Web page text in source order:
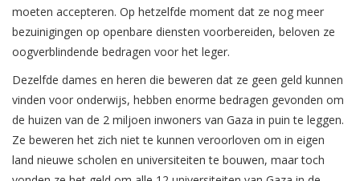
moeten accepteren. Op hetzelfde moment dat ze nog meer
bezuinigingen op openbare diensten voorbereiden, beloven ze
oogverblindende bedragen voor het leger.
Dezelfde dames en heren die beweren dat ze geen geld kunnen
vinden voor onderwijs, hebben enorme bedragen gevonden om
de huizen van de 2 miljoen inwoners van Gaza in puin te leggen.
Ze beweren het zich niet te kunnen veroorloven om in eigen
land nieuwe scholen en universiteiten te bouwen, maar toch